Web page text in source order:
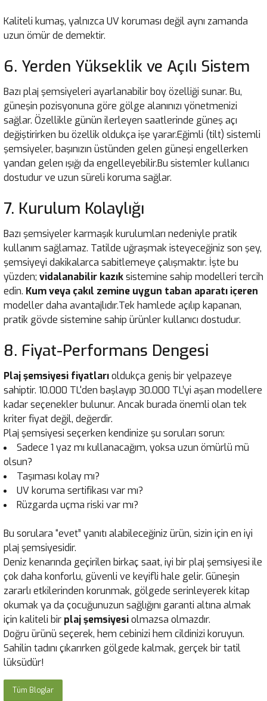
Kaliteli kumaş, yalnızca UV koruması değil aynı zamanda
uzun ömür de demektir.
6. Yerden Yükseklik ve Açılı Sistem
Bazı plaj şemsiyeleri ayarlanabilir boy özelliği sunar. Bu,
güneşin pozisyonuna göre gölge alanınızı yönetmenizi
sağlar. Özellikle günün ilerleyen saatlerinde güneş açı
değiştirirken bu özellik oldukça işe yarar.Eğimli (tilt) sistemli
şemsiyeler, başınızın üstünden gelen güneşi engellerken
yandan gelen ışığı da engelleyebilir.Bu sistemler kullanıcı
dostudur ve uzun süreli koruma sağlar.
7. Kurulum Kolaylığı
Bazı şemsiyeler karmaşık kurulumları nedeniyle pratik
kullanım sağlamaz. Tatilde uğraşmak isteyeceğiniz son şey,
şemsiyeyi dakikalarca sabitlemeye çalışmaktır. İşte bu
yüzden; vidalanabilir kazıksistemine sahip modelleri tercih
edin. Kum veya çakıl zemine uygun taban aparatı içeren
modeller daha avantajlıdır.Tek hamlede açılıp kapanan,
pratik gövde sistemine sahip ürünler kullanıcı dostudur.
8. Fiyat-Performans Dengesi
Plaj şemsiyesi fiyatlarıoldukça geniş bir yelpazeye
sahiptir. 10.000 TL'den başlayıp 30.000 TL’yi aşan modellere
kadar seçenekler bulunur. Ancak burada önemli olan tek
kriter fiyat değil, değerdir.
Plaj şemsiyesi seçerken kendinize şu soruları sorun:
Sadece 1 yaz mı kullanacağım, yoksa uzun ömürlü mü
olsun?
Taşıması kolay mı?
UV koruma sertifikası var mı?
Rüzgarda uçma riski var mı?
Bu sorulara “evet” yanıtı alabileceğiniz ürün, sizin için en iyi
plaj şemsiyesidir.
Deniz kenarında geçirilen birkaç saat, iyi bir plaj şemsiyesi ile
çok daha konforlu, güvenli ve keyifli hale gelir. Güneşin
zararlı etkilerinden korunmak, gölgede serinleyerek kitap
okumak ya da çocuğunuzun sağlığını garanti altına almak
için kaliteli bir plaj şemsiyesiolmazsa olmazdır.
Doğru ürünü seçerek, hem cebinizi hem cildinizi koruyun.
Sahilin tadını çıkarırken gölgede kalmak, gerçek bir tatil
lüksüdür!
Tüm Bloglar